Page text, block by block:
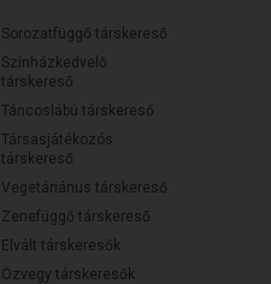
Sorozatfüggő társkereső
Színházkedvelő
társkereső
Táncoslábú társkereső
Társasjátékozós
társkereső
Vegetáriánus társkereső
Zenefüggő társkereső
Elvált társkeresők
Özvegy társkeresők